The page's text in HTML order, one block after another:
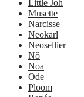
Little Joh
Musette
Narcisse
Neokarl
Neosellier
Nô
Noa
Ode
Ploom